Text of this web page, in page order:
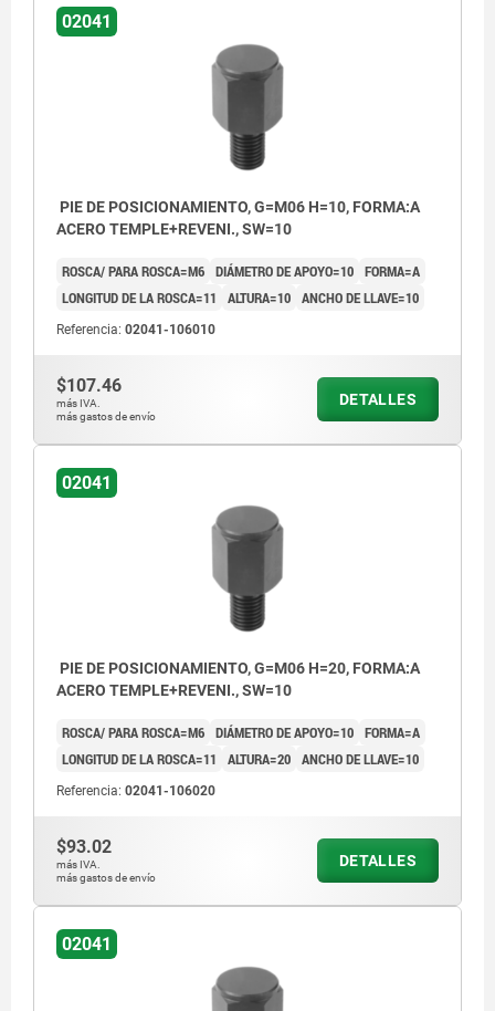
Forma A: Superficie plana endurecida
Forma B: Superficie plana pulida y
Forma D: Superficie serrada tratada en
02041
PIE DE POSICIONAMIENTO, G=M06 H=10, FORMA:A
ACERO TEMPLE+REVENI., SW=10
ROSCA/ PARA ROSCA=M6 DIÁMETRO DE APOYO=10 FORMA=A
LONGITUD DE LA ROSCA=11
ALTURA=10 ANCHO DE LLAVE=10
Referencia: 02041-106010
$107.46
más IVA.
más gastos de envío
DETALLES
02041
PIE DE POSICIONAMIENTO, G=M06 H=20, FORMA:A
ACERO TEMPLE+REVENI., SW=10
ROSCA/ PARA ROSCA=M6 DIÁMETRO DE APOYO=10 FORMA=A
LONGITUD DE LA ROSCA=11
ALTURA=20 ANCHO DE LLAVE=10
Referencia: 02041-106020
$93.02
más IVA.
más gastos de envío
DETALLES
02041